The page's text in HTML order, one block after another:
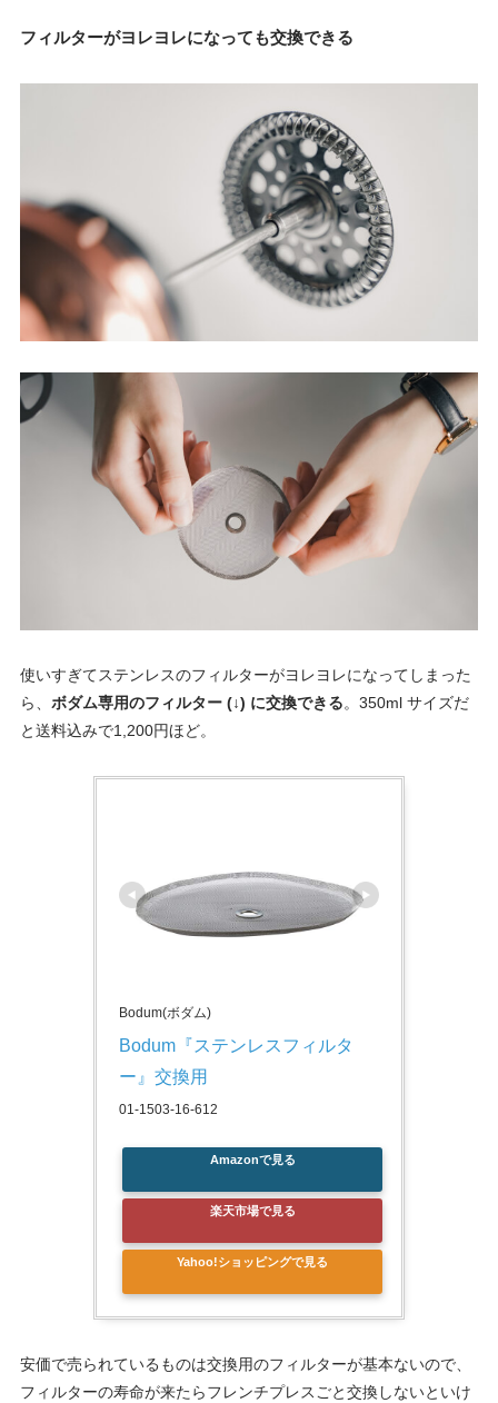
フィルターがヨレヨレになっても交換できる
使いすぎてステンレスのフィルターがヨレヨレになってしまった
ら、 ボダム専用のフィルター (↓) に交換できる。350ml サイズだ
と送料込みで1,200円ほど。
Bodum(ボダム)
Bodum『ステンレスフィルタ
ー』交換用
01-1503-16-612
Amazonで見る
楽天市場で見る
Yahoo!ショッピングで見る
安価で売られているものは交換用のフィルターが基本ないので、
フィルターの寿命が来たらフレンチプレスごと交換しないといけ